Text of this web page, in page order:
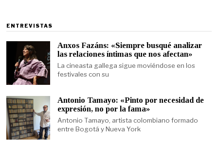
ENTREVISTAS
Anxos Fazáns: «Siempre busqué analizar
las relaciones íntimas que nos afectan»
La cineasta gallega sigue moviéndose en los
festivales con su
Antonio Tamayo: «Pinto por necesidad de
expresión, no por la fama»
Antonio Tamayo, artista colombiano formado
entre Bogotá y Nueva York